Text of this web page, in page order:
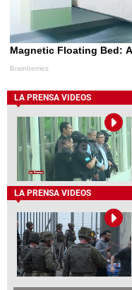
LA PRENSA VIDEOS
LA PRENSA VIDEOS